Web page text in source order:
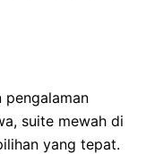
pengalaman
suite mewah di
yang tepat.